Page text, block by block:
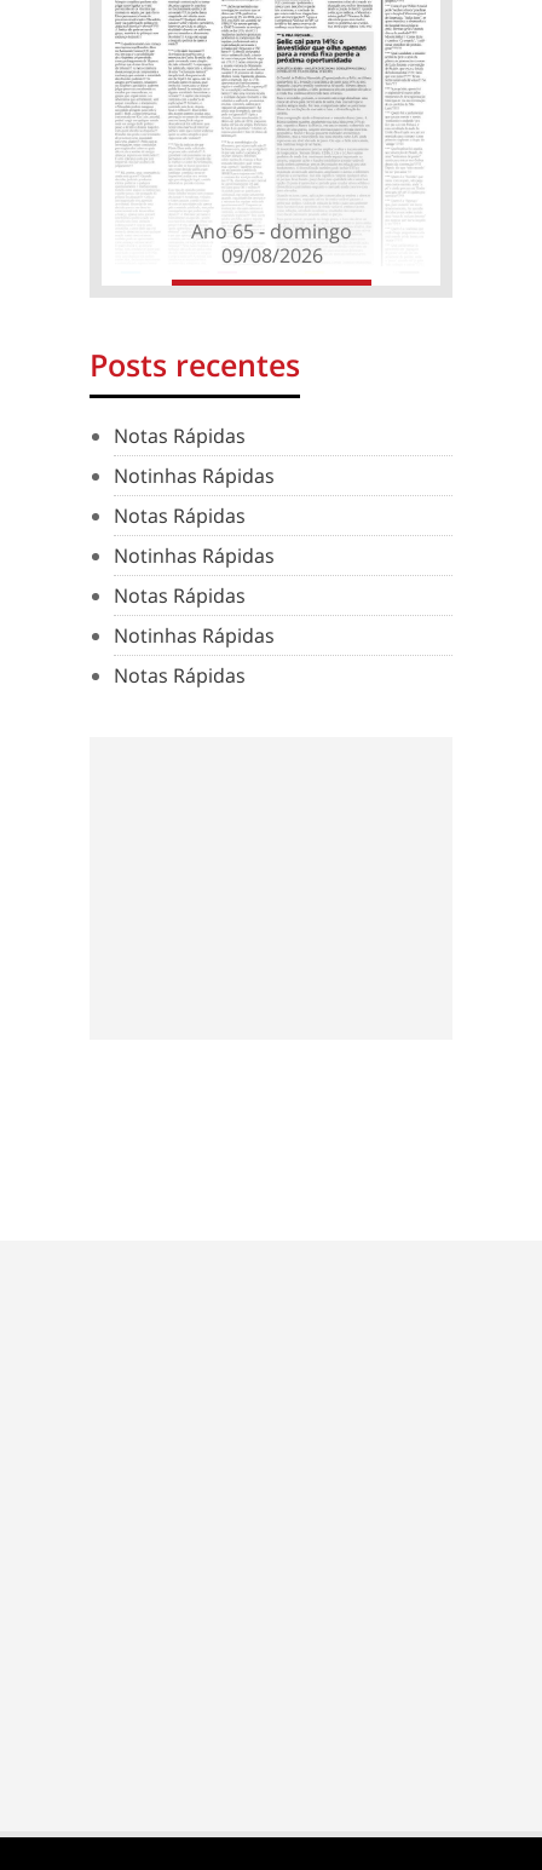
Ano 65 - domingo
09/08/2026
Posts recentes
Notas Rápidas
Notinhas Rápidas
Notas Rápidas
Notinhas Rápidas
Notas Rápidas
Notinhas Rápidas
Notas Rápidas